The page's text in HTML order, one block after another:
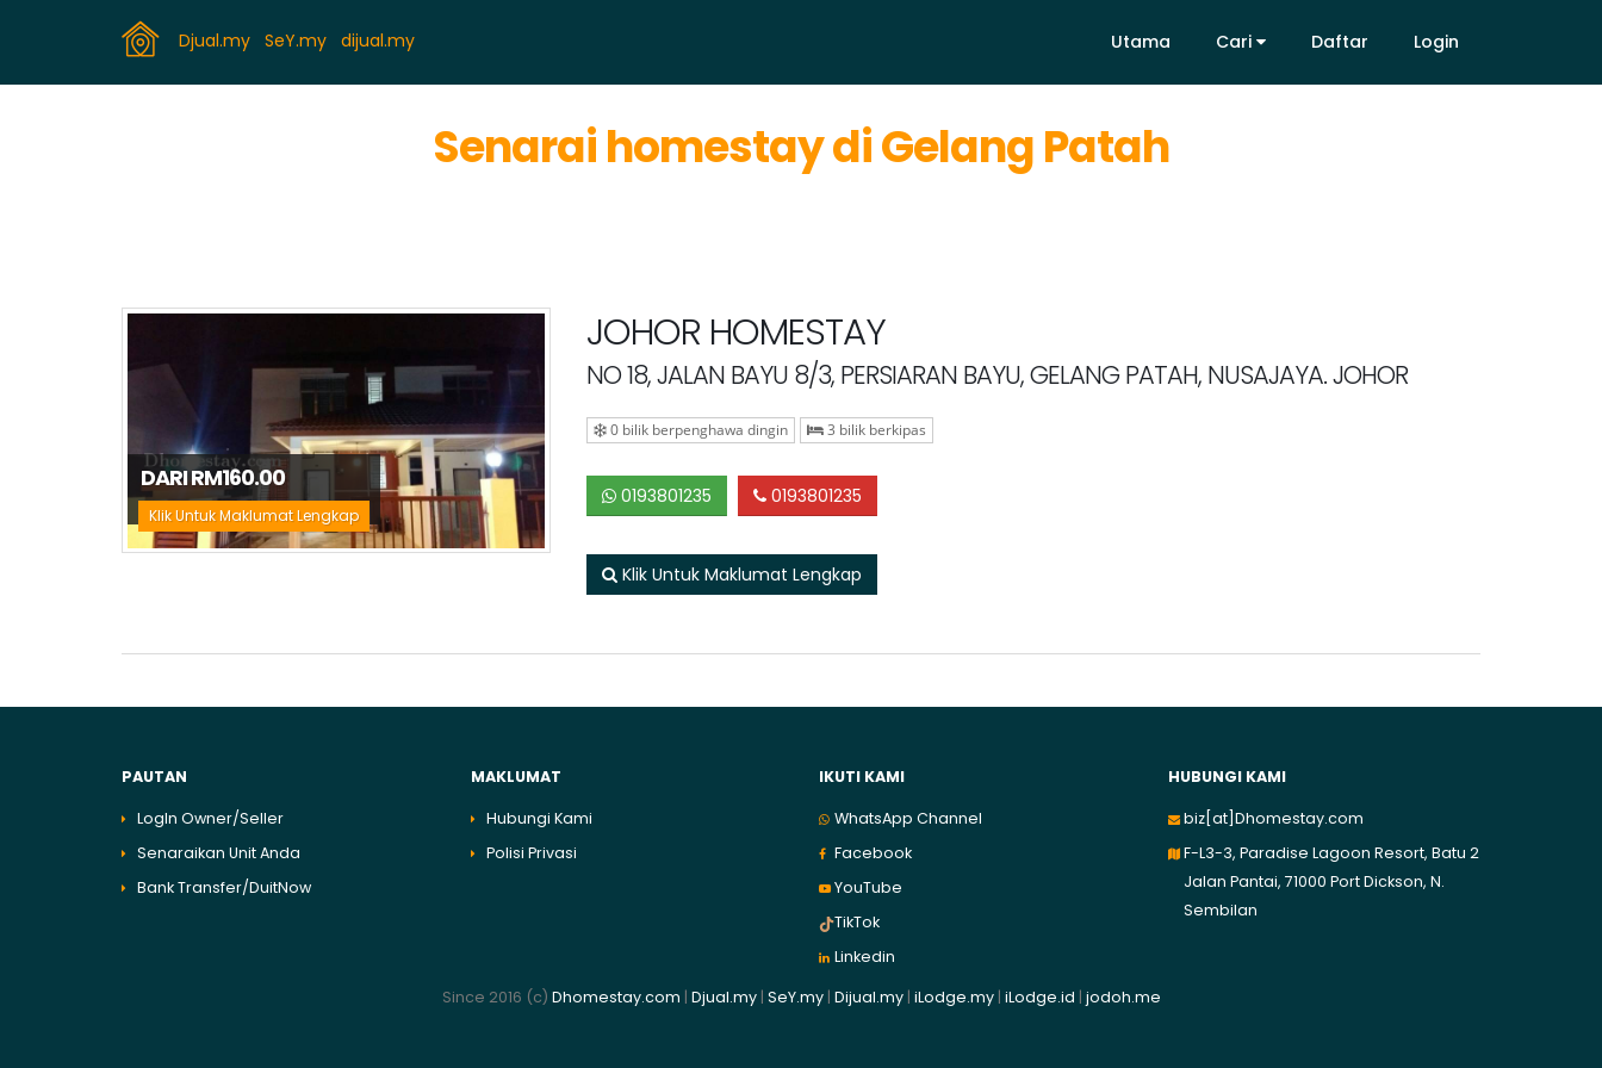
Djual.my SeY.my dijual.my Utama Cari Daftar Login
Senarai homestay di Gelang Patah
DARI RM160.00
Klik Untuk Maklumat Lengkap
JOHOR HOMESTAY
NO 18, JALAN BAYU 8/3, PERSIARAN BAYU, GELANG PATAH, NUSAJAYA. JOHOR
0 bilik berpenghawa dingin 3 bilik berkipas
0193801235 0193801235
Klik Untuk Maklumat Lengkap
PAUTAN
LogIn Owner/Seller
Senaraikan Unit Anda
Bank Transfer/DuitNow
MAKLUMAT
Hubungi Kami
Polisi Privasi
IKUTI KAMI
WhatsApp Channel
Facebook
YouTube
TikTok
Linkedin
HUBUNGI KAMI
biz[at]Dhomestay.com
F-L3-3, Paradise Lagoon Resort, Batu 2
Jalan Pantai, 71000 Port Dickson, N.
Sembilan
Since 2016 (c) Dhomestay.com | Djual.my| SeY.my| Dijual.my| iLodge.my| iLodge.id | jodoh.me